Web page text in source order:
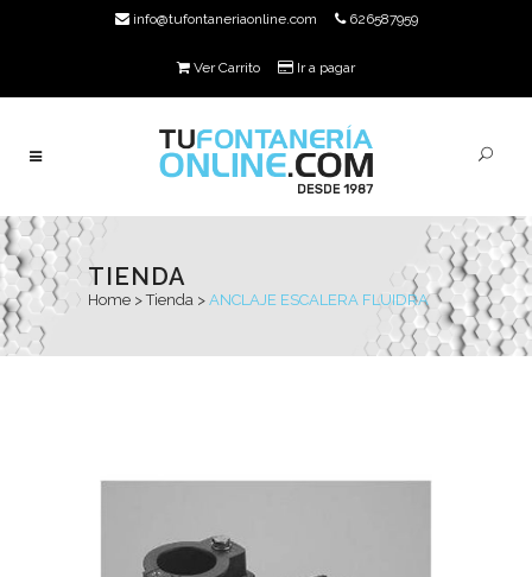
info@tufontaneriaonline.com 626587959
Ver Carrito Ir a pagar
TIENDA
Home >Tienda > ANCLAJE ESCALERA FLUIDRA